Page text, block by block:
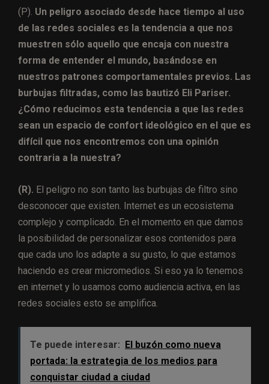
(P). Un peligro asociado desde hace tiempo al uso
de las redes sociales es la tendencia a que nos
muestren sólo aquello que encaja con nuestra
forma de entender el mundo, basándose en
nuestros patrones comportamentales previos. Las
burbujas filtradas, como las bautizó Eli Pariser.
¿Cómo reducimos esta tendencia a que las redes
sean un espacio de confort ideológico en el que es
difícil que nos encontremos con una opinión
contraria a la nuestra?
(R). El peligro no son tanto las burbujas de filtro sino
desconocer que existen. Internet es un ecosistema
complejo y complicado. En el momento en que damos
la posibilidad de personalizar esos contenidos para
que cada uno los adapte a su gusto, lo que estamos
haciendo es crear micromedios. Si eso ya lo tenemos
en internet y lo usamos como audiencia activa, en las
redes sociales esto se amplifica.
Te puede interesar:
El buzón como nueva
portada: la estrategia de los medios para
conquistar ciudad a ciudad